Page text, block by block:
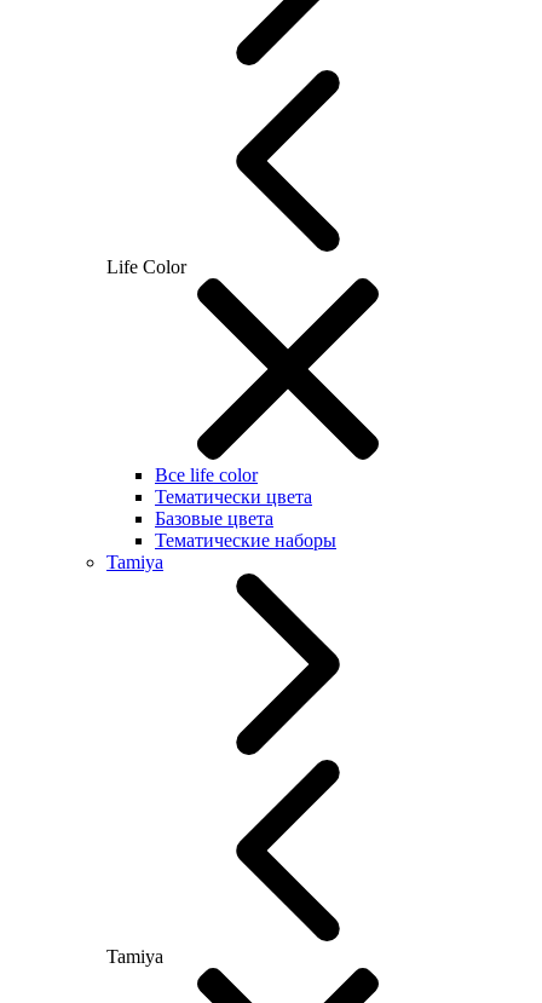
Life Color
Все life color
Тематически цвета
Базовые цвета
Тематические наборы
Tamiya
Tamiya